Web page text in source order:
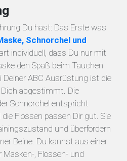
Du hast: Das Erste was
Schnorchel und
individuell, dass Du nur mit
den Spaß beim Tauchen
ABC Ausrüstung ist die
abgestimmt. Die
Schnorchel entspricht
Flossen passen Dir gut. Sie
und überfordern
Beine. Du kannst aus einer
, Flossen- und